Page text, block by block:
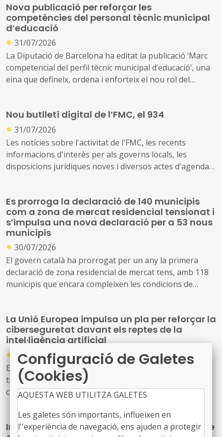
Nova publicació per reforçar les
competències del personal tècnic municipal
d’educació
● 31/07/2026
La Diputació de Barcelona ha editat la publicació ‘Marc
competencial del perfil tècnic municipal d’educació’, una
eina que defineix, ordena i enforteix el nou rol del
locals
Nou butlletí digital de l’FMC, el 934
● 31/07/2026
Les notícies sobre l'activitat de l'FMC, les recents
informacions d'interès per als governs locals, les
disposicions jurídiques noves i diversos actes d'agenda
Es prorroga la declaració de 140 municipis
com a zona de mercat residencial tensionat i
s’impulsa una nova declaració per a 53 nous
municipis
● 30/07/2026
El govern català ha prorrogat per un any la primera
declaració de zona residencial de mercat tens, amb 118
municipis que encara compleixen les condicions de
A més, impulsa una nova declaració que inclou altres 53
municipis que no es consideraven de mercat tens, però
que s’ha identificat que ara compleixen les condicions
per aplicar el topall de preus
La Unió Europea impulsa un pla per reforçar la
ciberseguretat davant els reptes de la
intel·ligència artificial
●
30/07/2026
Els avenços en intel·ligència artificial (IA) estan
transformant profundament l’àmbit de la
ciberseguretat. Tot i les oportunitats que ofereixen
la protecció dels sistemes digitals, també poden ser
utilitzades per identificar vulnerabilitats, automatitzar
Informació sobre el Pla Alfa i recomanació de
Configuració de Galetes
(Cookies)
AQUESTA WEB UTILITZA GALETES
Les galetes són importants, influeixen en
l''experiència de navegació, ens ajuden a protegir